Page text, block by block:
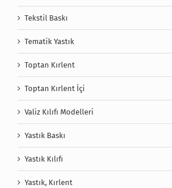
Tekstil Baskı
Tematik Yastık
Toptan Kırlent
Toptan Kırlent İçi
Valiz Kılıfı Modelleri
Yastık Baskı
Yastık Kılıfı
Yastık, Kırlent